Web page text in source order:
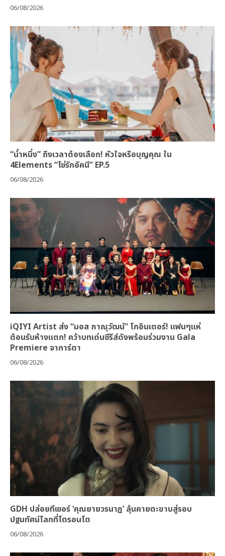
06/08/2026
“น้ำหนึ่ง” ถึงเวลาต้องเลือก! หัวใจหรือบุญคุณ ใน
4Elements “โซ่รักอัคนี” EP.5
06/08/2026
iQIYI Artist ส่ง “มอส ภาณุวัฒน์” โกอินเตอร์! แฟนๆแห่
ต้อนรับห้างแตก! คว้าบทเด่นซีรีส์ดังพร้อมร่วมงาน Gala
Premiere จาการ์ตา
06/08/2026
GDH ปล่อยทีเซอร์ ‘คุณยายวรนาฏ’ ลุ้นคายตะขาบสู่รอบ
ปฐมทัศน์โลกที่โตรอนโต
06/08/2026